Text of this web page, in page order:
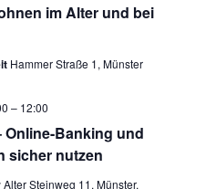
im Alter und bei
Hammer Straße 1, Münster
Online-Banking und
sicher nutzen
– 12:00
Alter Steinweg 11, Münster,